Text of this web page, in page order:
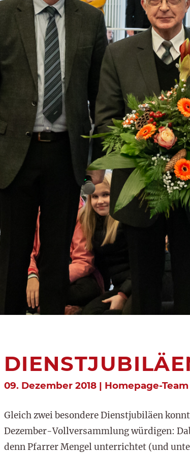
09. Dezember 2018 | Homepage-
Gleich zwei besondere Dienstjubiläen
Dezember-Vollversammlung würdigen:
denn Pfarrer Mengel unterrichtet (und